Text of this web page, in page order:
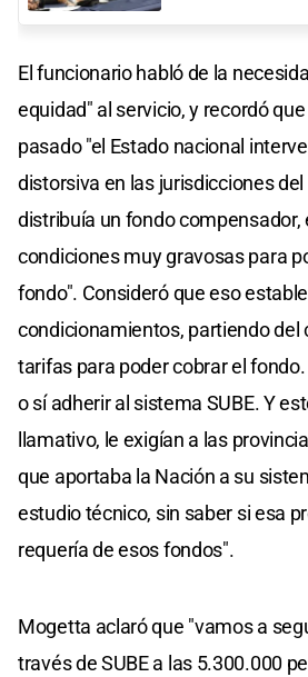
El funcionario habló de la
equidad" al servicio, y recordó
pasado "el Estado nacional
distorsiva en las jurisdicciones del
distribuía un fondo compensador,
condiciones muy gravosas para
fondo". Consideró que eso
condicionamientos, partiendo del
tarifas para poder cobrar el
o sí adherir al sistema SUBE. Y
llamativo, le exigían a las
que aportaba la Nación a su
estudio técnico, sin saber si esa
requería de esos fondos".
Mogetta aclaró que "vamos a
través de SUBE a las 5.300.000